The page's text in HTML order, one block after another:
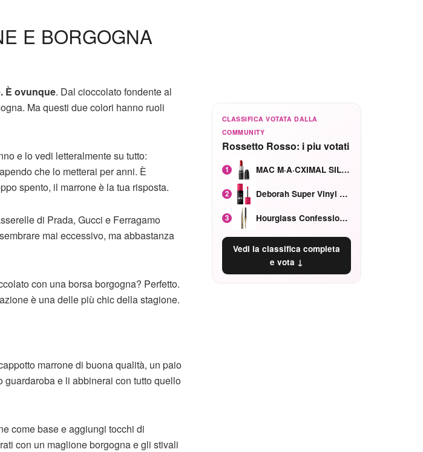
E BORGOGNA
È ovunque. Dal cioccolato fondente al
Ma questi due colori hanno ruoli
e lo vedi letteralmente su tutto:
che lo metterai per anni. È
spento, il marrone è la tua risposta.
di Prada, Gucci e Ferragamo
mai eccessivo, ma abbastanza
con una borsa borgogna? Perfetto.
è una delle più chic della stagione.
marrone di buona qualità, un paio
e li abbinerai con tutto quello
come base e aggiungi tocchi di
con un maglione borgogna e gli stivali
CLASSIFICA VOTATA DALLA
COMMUNITY
Rossetto Rosso: i piu votati
1 MAC M·A·CXIMAL SILKY MATTE Red Rock mat
2 Deborah Super Vinyl Shake Rosa Ciliegia
3 Hourglass Confession Ricaricabile Ultra Preciso Ad Alta Intensità Secretly Classic Red
Vedi la classifica completa
e vota ↓